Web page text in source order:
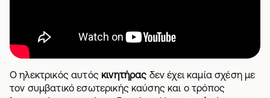
Ο ηλεκτρικός αυτόςκινητήρας δεν έχει καμία σχέση με
τον συμβατικό εσωτερικής καύσης και ο τρόπος